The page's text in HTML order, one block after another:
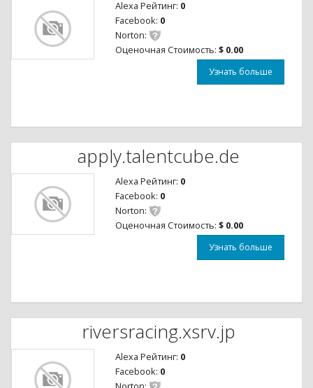
Alexa Рейтинг: 0
Facebook: 0
Norton:
Оценочная Стоимость: $ 0.00
Узнать больше
apply.talentcube.de
Alexa Рейтинг: 0
Facebook: 0
Norton:
Оценочная Стоимость: $ 0.00
Узнать больше
riversracing.xsrv.jp
Alexa Рейтинг: 0
Facebook: 0